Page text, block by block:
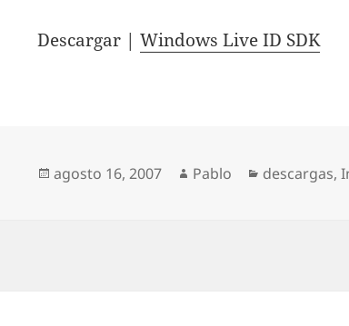
Descargar |Windows Live ID SDK
Publicado
agosto 16, 2007 Autor
Pablo Categorías
descargas,